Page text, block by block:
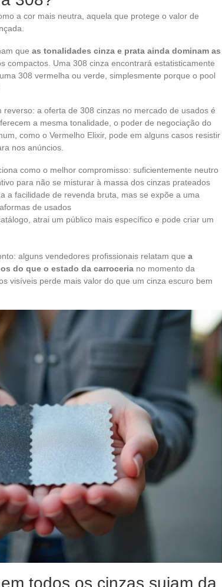
a cor mais neutra, aquela que protege o valor de
que as tonalidades cinza e prata ainda dominam as
compactos. Uma 308 cinza encontrará estatisticamente
308 vermelha ou verde, simplesmente porque o pool
a oferta de 308 cinzas no mercado de usados é
a mesma tonalidade, o poder de negociação do
como o Vermelho Elixir, pode em alguns casos resistir
nos anúncios.
como o melhor compromisso: suficientemente neutro
para não se misturar à massa dos cinzas prateados
a facilidade de revenda bruta, mas se expõe a uma
de usados
atrai um público mais específico e pode criar um
alguns vendedores profissionais relatam que a
do que o estado da carroceria no momento da
visíveis perde mais valor do que um cinza escuro bem
todos os cinzas sujam da